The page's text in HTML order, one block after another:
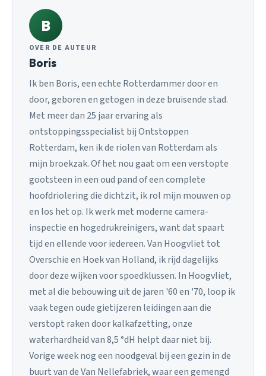
B
OVER DE AUTEUR
Boris
Ik ben Boris, een echte Rotterdammer door en
door, geboren en getogen in deze bruisende stad.
Met meer dan 25 jaar ervaring als
ontstoppingsspecialist bij Ontstoppen
Rotterdam, ken ik de riolen van Rotterdam als
mijn broekzak. Of het nou gaat om een verstopte
gootsteen in een oud pand of een complete
hoofdriolering die dichtzit, ik rol mijn mouwen op
en los het op. Ik werk met moderne camera-
inspectie en hogedrukreinigers, want dat spaart
tijd en ellende voor iedereen. Van Hoogvliet tot
Overschie en Hoek van Holland, ik rijd dagelijks
door deze wijken voor spoedklussen. In Hoogvliet,
met al die bebouwing uit de jaren '60 en '70, loop ik
vaak tegen oude gietijzeren leidingen aan die
verstopt raken door kalkafzetting, onze
waterhardheid van 8,5 °dH helpt daar niet bij.
Vorige week nog een noodgeval bij een gezin in de
buurt van de Van Nellefabriek, waar een gemengd